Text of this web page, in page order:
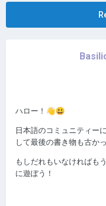
ハロー！ 👋😃
日本語のコミュニティー
して最後の書き物も古か
もしだれもいなければも
に遊ぼう！